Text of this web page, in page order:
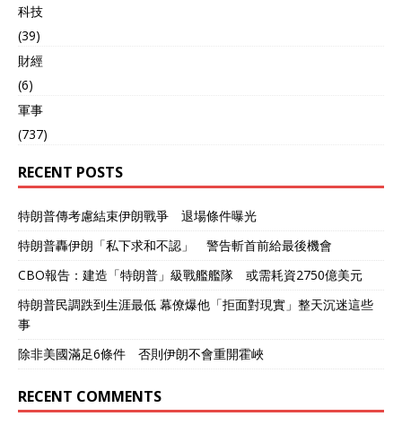
科技
(39)
財經
(6)
軍事
(737)
RECENT POSTS
特朗普傳考慮結束伊朗戰爭 退場條件曝光
特朗普轟伊朗「私下求和不認」 警告斬首前給最後機會
CBO報告：建造「特朗普」級戰艦艦隊 或需耗資2750億美元
特朗普民調跌到生涯最低 幕僚爆他「拒面對現實」整天沉迷這些
事
除非美國滿足6條件 否則伊朗不會重開霍峽
RECENT COMMENTS